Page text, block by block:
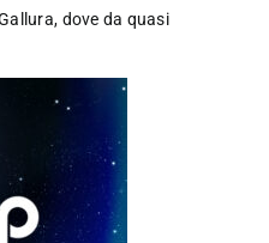
dove da quasi